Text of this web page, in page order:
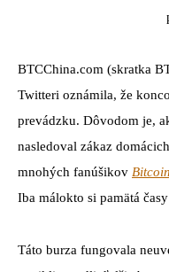
BTCChina.com (skratka
Twitteri oznámila, že
prevádzku. Dôvodom je,
nasledoval zákaz
mnohých fanúšikov
Iba málokto si pamätá
Táto burza fungovala